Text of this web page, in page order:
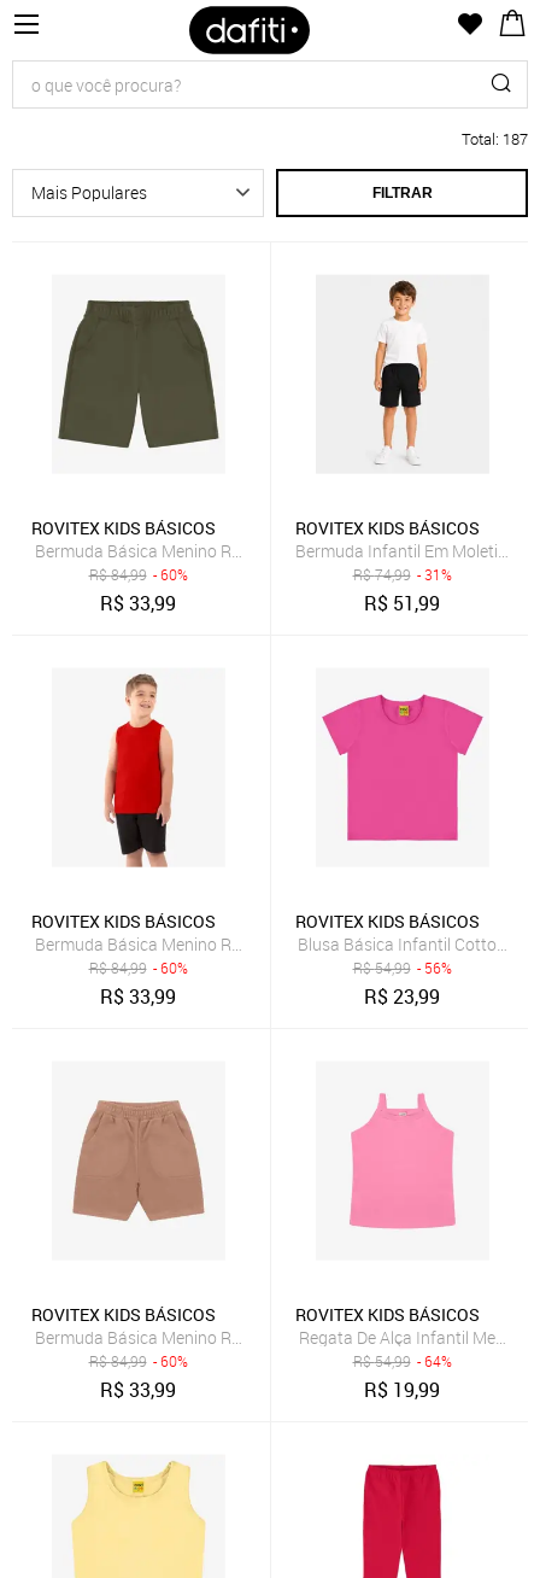
Total: 187
FILTRAR
ROVITEX KIDS BÁSICOS
Bermuda Básica Menino Rovi Kids Verde
R$84,99 - 60%
R$33,99
ROVITEX KIDS BÁSICOS
Bermuda Infantil Em Moletinho
R$74,99 - 31%
R$ 51,99
ROVITEX KIDS BÁSICOS
Bermuda Básica Menino Rovi Kids Preto
R$84,99 - 60%
R$33,99
ROVITEX KIDS BÁSICOS
Blusa Básica Infantil Cotton
R$54,99 - 56%
R$23,99
ROVITEX KIDS BÁSICOS
Bermuda Básica Menino Rovi Kids Marrom
R$84,99 - 60%
R$33,99
ROVITEX KIDS BÁSICOS
Regata De Alça Infantil Menina
R$54,99 - 64%
R$ 19,99